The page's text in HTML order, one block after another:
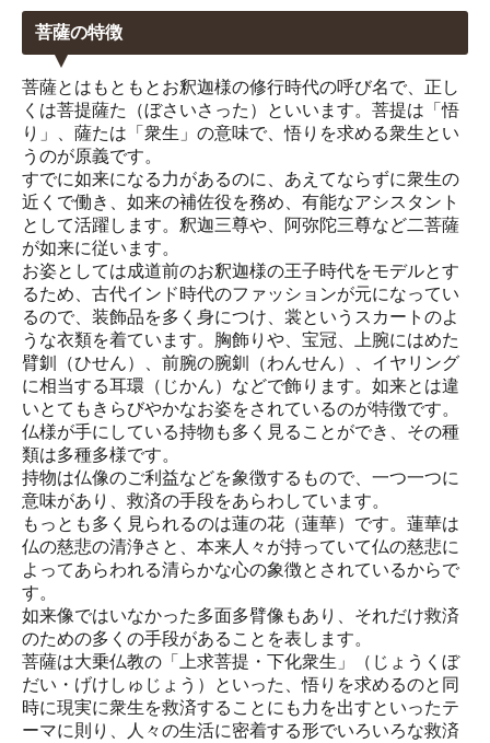
菩薩の特徴
菩薩とはもともとお釈迦様の修行時代の呼び名で、正し
くは菩提薩た（ぼさいさった）といいます。菩提は「悟
り」、薩たは「衆生」の意味で、悟りを求める衆生とい
うのが原義です。
すでに如来になる力があるのに、あえてならずに衆生の
近くで働き、如来の補佐役を務め、有能なアシスタント
として活躍します。釈迦三尊や、阿弥陀三尊など二菩薩
が如来に従います。
お姿としては成道前のお釈迦様の王子時代をモデルとす
るため、古代インド時代のファッションが元になってい
るので、装飾品を多く身につけ、裳というスカートのよ
うな衣類を着ています。胸飾りや、宝冠、上腕にはめた
臂釧（ひせん）、前腕の腕釧（わんせん）、イヤリング
に相当する耳環（じかん）などで飾ります。如来とは違
いとてもきらびやかなお姿をされているのが特徴です。
仏様が手にしている持物も多く見ることができ、その種
類は多種多様です。
持物は仏像のご利益などを象徴するもので、一つ一つに
意味があり、救済の手段をあらわしています。
もっとも多く見られるのは蓮の花（蓮華）です。蓮華は
仏の慈悲の清浄さと、本来人々が持っていて仏の慈悲に
よってあらわれる清らかな心の象徴とされているからで
す。
如来像ではいなかった多面多臂像もあり、それだけ救済
のための多くの手段があることを表します。
菩薩は大乗仏教の「上求菩提・下化衆生」（じょうくぼ
だい・げけしゅじょう）といった、悟りを求めるのと同
時に現実に衆生を救済することにも力を出すといったテ
ーマに則り、人々の生活に密着する形でいろいろな救済